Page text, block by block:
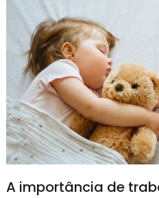
A importância de